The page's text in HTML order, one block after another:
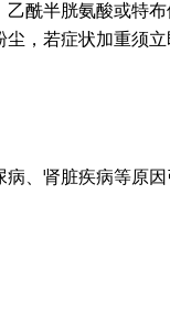
酰半胱氨酸或特布
，若症状加重须立
、肾脏疾病等原